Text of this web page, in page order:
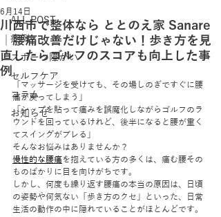
ALL POST
症例
スポーツ障がい
セルフケア
コラム
お知らせ
川西市で整体なら ととのえ家 Sanare
｜腰痛改善だけじゃない！歩き方を見
直したらゴルフのスコアも向上した事
例
6月14日
「マッサージを受けても、その場しのぎですぐに腰
痛が戻ってしまう」
「シップを貼って痛みを誤魔化しながらゴルフのラ
ウンドを回っているけれど、後半になると腰が重く
てスイングがブレる」
そんなお悩みはありませんか？
慢性的な腰痛を抱えている方の多くは、痛む腰その
ものばかりに目を向けがちです。
しかし、何度も繰り返す腰痛の本当の原因は、日頃
の姿勢や何気ない「歩き方のクセ」といった、日常
生活の動作の中に隠れていることがほとんどです。